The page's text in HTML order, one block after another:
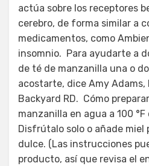
actúa sobre los receptores
cerebro, de forma similar a
medicamentos, como
insomnio. Para ayudarte a
de té de manzanilla una o
acostarte, dice Amy Adams,
Backyard RD. Cómo
manzanilla en agua a 100
Disfrútalo solo o añade miel
dulce. (Las instrucciones
producto, así que revisa el